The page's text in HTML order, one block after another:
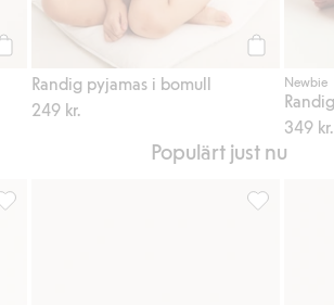
Randig pyjamas i bomull
249 kr.
Newbie
349 kr.
Populärt just nu